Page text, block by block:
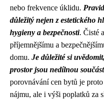
nebo frekvence úklidu.
důležitý nejen z estetického
hygieny a bezpečnosti. Čisté
příjemnějšímu a
domu. Je důležité si
prostor jsou nedílnou
porovnávání cen bytů je
nájmu, ale i výši poplatků za